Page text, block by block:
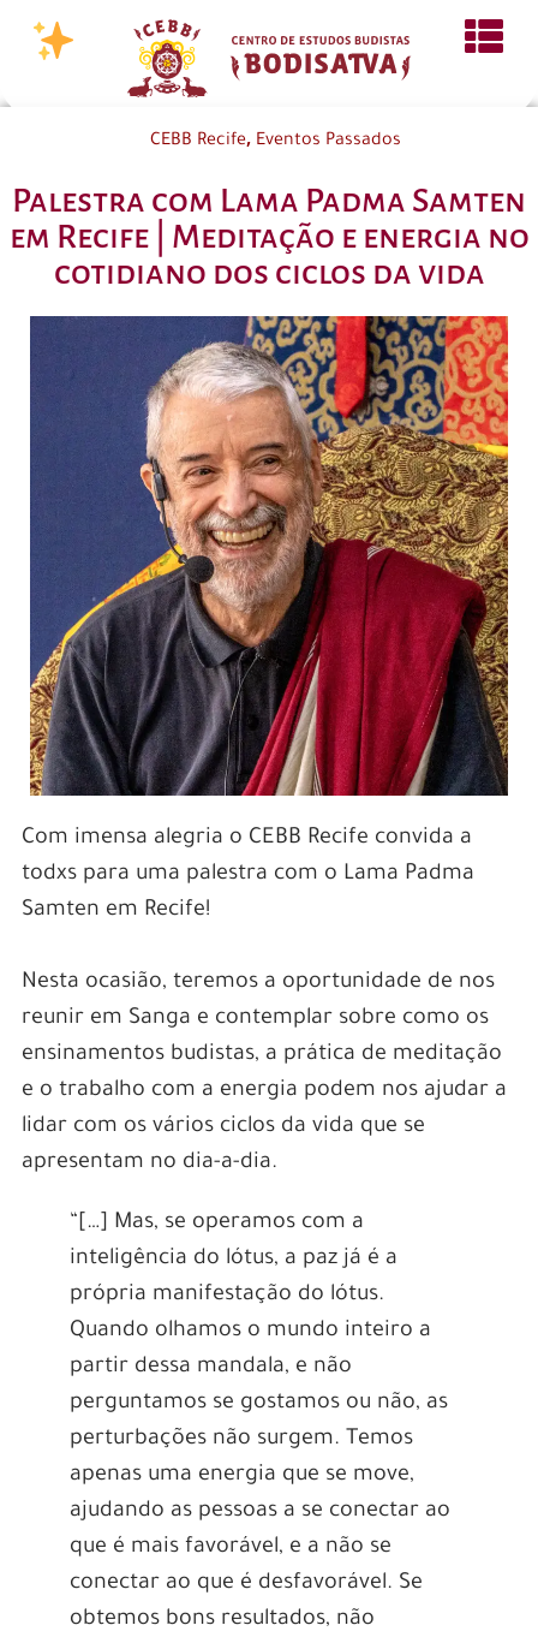
CEBB Recife, Eventos Passados
Palestra com Lama Padma Samten
em Recife | Meditação e energia no
cotidiano dos ciclos da vida
Com imensa alegria o CEBB Recife convida a
todxs para uma palestra com o Lama Padma
Samten em Recife!
Nesta ocasião, teremos a oportunidade de nos
reunir em Sanga e contemplar sobre como os
ensinamentos budistas, a prática de meditação
e o trabalho com a energia podem nos ajudar a
lidar com os vários ciclos da vida que se
apresentam no dia-a-dia.
“[…] Mas, se operamos com a
inteligência do lótus, a paz já é a
própria manifestação do lótus.
Quando olhamos o mundo inteiro a
partir dessa mandala, e não
perguntamos se gostamos ou não, as
perturbações não surgem. Temos
apenas uma energia que se move,
ajudando as pessoas a se conectar ao
que é mais favorável, e a não se
conectar ao que é desfavorável. Se
obtemos bons resultados, não